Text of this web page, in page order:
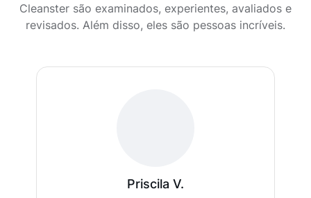
Cleanster são examinados, experientes, avaliados e
revisados. Além disso, eles são pessoas incríveis.
Priscila V.